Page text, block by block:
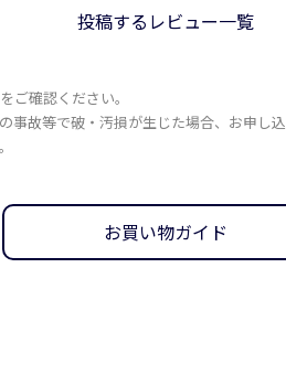
投稿する レビュー一覧
ご確認ください。
故等で破・汚損が生じた場合、お申し
お買い物ガイド